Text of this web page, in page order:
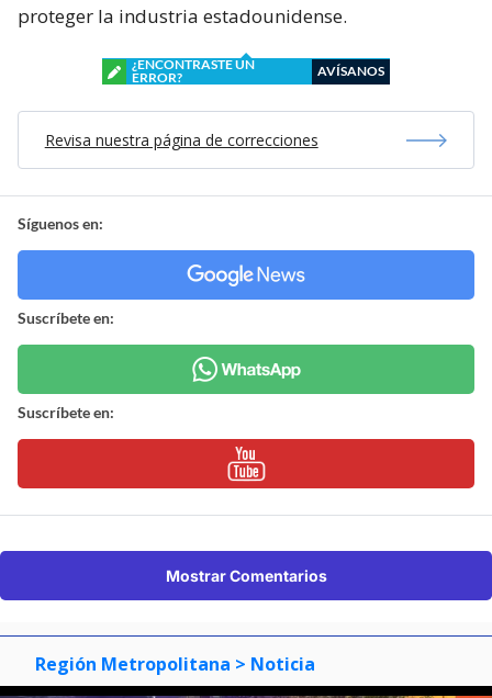
proteger la industria estadounidense.
¿ENCONTRASTE UN
ERROR?
AVÍSANOS
Revisa nuestra página de correcciones
Síguenos en:
Suscríbete en:
Suscríbete en:
Mostrar Comentarios
Región Metropolitana > Noticia